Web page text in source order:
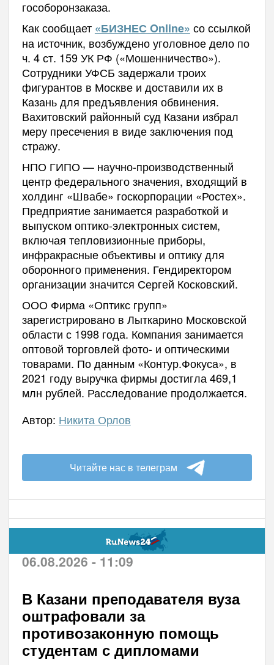
гособоронзаказа.
Как сообщает «БИЗНЕС Online» со ссылкой
на источник, возбуждено уголовное дело по
ч. 4 ст. 159 УК РФ («Мошенничество»).
Сотрудники УФСБ задержали троих
фигурантов в Москве и доставили их в
Казань для предъявления обвинения.
Вахитовский районный суд Казани избрал
меру пресечения в виде заключения под
стражу.
НПО ГИПО — научно-производственный
центр федерального значения, входящий в
холдинг «Швабе» госкорпорации «Ростех».
Предприятие занимается разработкой и
выпуском оптико-электронных систем,
включая тепловизионные приборы,
инфракрасные объективы и оптику для
оборонного применения. Гендиректором
организации значится Сергей Косковский.
ООО Фирма «Оптикс групп»
зарегистрировано в Лыткарино Московской
области с 1998 года. Компания занимается
оптовой торговлей фото- и оптическими
товарами. По данным «Контур.Фокуса», в
2021 году выручка фирмы достигла 469,1
млн рублей. Расследование продолжается.
Автор: Никита Орлов
Читайте нас в телеграм
06.08.2026 - 11:09
В Казани преподавателя вуза
оштрафовали за
противозаконную помощь
студентам с дипломами